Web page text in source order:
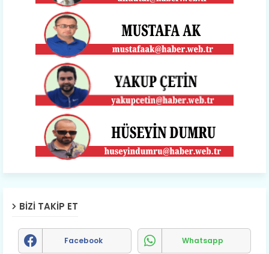
BIZI TAKIP ET
Facebook Whatsapp